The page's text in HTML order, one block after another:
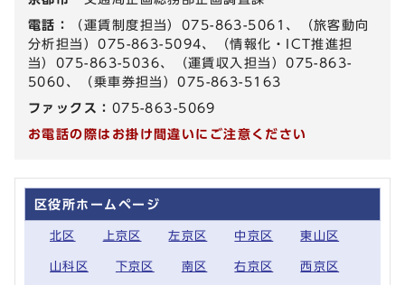
電話：
（運賃制度担当）075-863-5061、（旅客動向
分析担当）075-863-5094、（情報化・ICT推進担
当）075-863-5036、（運賃収入担当）075-863-
5060、（乗車券担当）075-863-5163
ファックス： 075-863-5069
お電話の際はお掛け間違いにご注意ください
区役所ホームページ
北区 上京区 左京区 中京区 東山区
山科区 下京区 南区 右京区 西京区